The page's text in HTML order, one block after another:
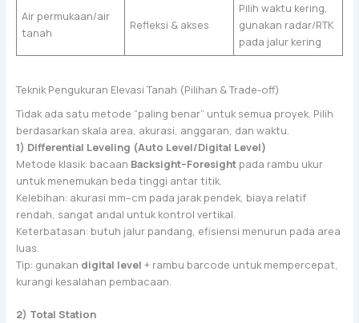
Air permukaan/air
tanah
Refleksi & akses
Pilih waktu kering,
gunakan radar/RTK
pada jalur kering
Teknik Pengukuran Elevasi Tanah (Pilihan & Trade-off)
Tidak ada satu metode “paling benar” untuk semua proyek. Pilih
berdasarkan skala area, akurasi, anggaran, dan waktu.
1) Differential Leveling (Auto Level/Digital Level)
Metode klasik: bacaan Backsight–Foresightpada rambu ukur
untuk menemukan beda tinggi antar titik.
Kelebihan: akurasi mm–cm pada jarak pendek, biaya relatif
rendah, sangat andal untuk kontrol vertikal.
Keterbatasan: butuh jalur pandang, efisiensi menurun pada area
luas.
Tip: gunakan digital level + rambu barcode untuk mempercepat,
kurangi kesalahan pembacaan.
2) Total Station